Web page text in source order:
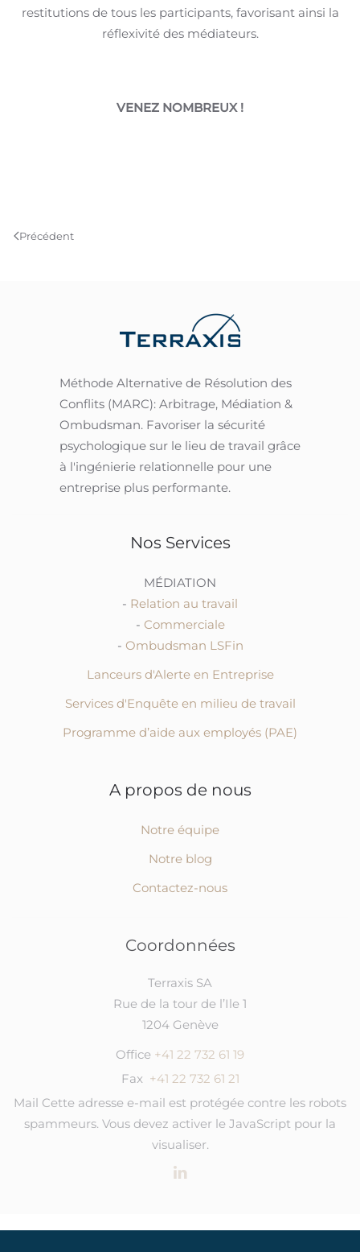
restitutions de tous les participants, favorisant ainsi la
réflexivité des médiateurs.
VENEZ NOMBREUX !
Précédent
Méthode Alternative de Résolution des
Conflits (MARC): Arbitrage, Médiation &
Ombudsman. Favoriser la sécurité
psychologique sur le lieu de travail grâce
à l'ingénierie relationnelle pour une
entreprise plus performante.
Nos Services
MÉDIATION
- Relation au travail
- Commerciale
- Ombudsman LSFin
Lanceurs d'Alerte en Entreprise
Services d'Enquête en milieu de travail
Programme d’aide aux employés (PAE)
A propos de nous
Notre équipe
Notre blog
Contactez-nous
Coordonnées
Terraxis SA
Rue de la tour de l’Ile 1
1204 Genève
Office +41 22 732 61 19
Fax +41 22 732 61 21
Mail Cette adresse e-mail est protégée contre les robots
spammeurs. Vous devez activer le JavaScript pour la
visualiser.